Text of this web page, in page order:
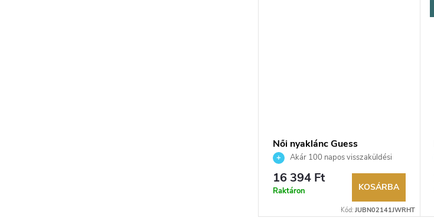
Női nyaklánc Guess
JUBN02141JWRHT
Akár 100 napos visszaküldési
lehetőség. Hivatalos márkakereskedő.
16 394 Ft
Raktáron KOSÁRBA
Kód: JUBN02141JWRHT